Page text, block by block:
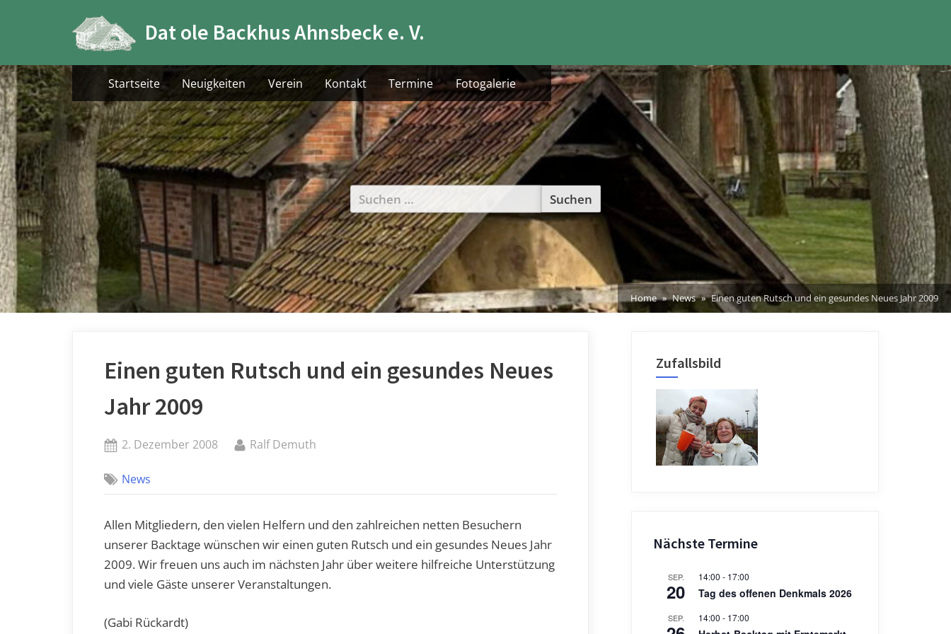
Dat ole Backhus Ahnsbeck e. V.
Startseite Neuigkeiten Verein Kontakt Termine Fotogalerie
Suchen
nach:
Home News Einen guten Rutsch und ein gesundes Neues Jahr 2009
Einen guten Rutsch und ein gesundes Neues
Jahr 2009
Posted
2. Dezember 2008 By
Ralf Demuth
News
Allen Mitgliedern, den vielen Helfern und den zahlreichen netten Besuchern
unserer Backtage wünschen wir einen guten Rutsch und ein gesundes Neues Jahr
2009. Wir freuen uns auch im nächsten Jahr über weitere hilfreiche Unterstützung
und viele Gäste unserer Veranstaltungen.
(Gabi Rückardt)
Zufallsbild
Nächste Termine
SEP.
20
14:00 - 17:00
Tag des offenen Denkmals 2026
SEP. 14:00 - 17:00